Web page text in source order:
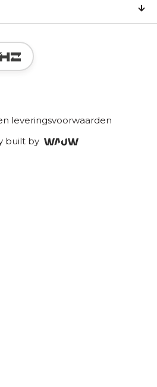
leveringsvoorwaarden
built by